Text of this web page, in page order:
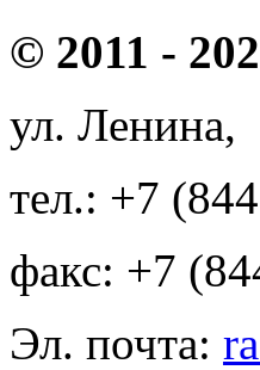
© 2011 -
ул. Ленина,
тел.: +7
факс: +7
Эл. почта: